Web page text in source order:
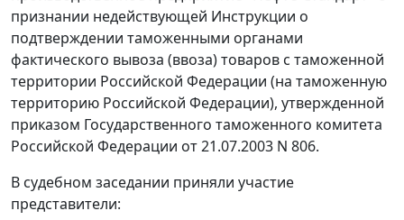
признании недействующей Инструкции о
подтверждении таможенными органами
фактического вывоза (ввоза) товаров с таможенной
территории Российской Федерации (на таможенную
территорию Российской Федерации), утвержденной
приказом Государственного таможенного комитета
Российской Федерации от 21.07.2003 N 806.
В судебном заседании приняли участие
представители: